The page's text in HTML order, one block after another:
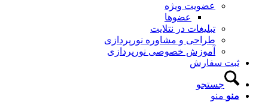
عضویت ویژه
عضوها
تبلیغات در نتلایت
طراحی و مشاوره نورپردازی
آموزش خصوصی نورپردازی
ثبت سفارش
جستجو
منو
منو